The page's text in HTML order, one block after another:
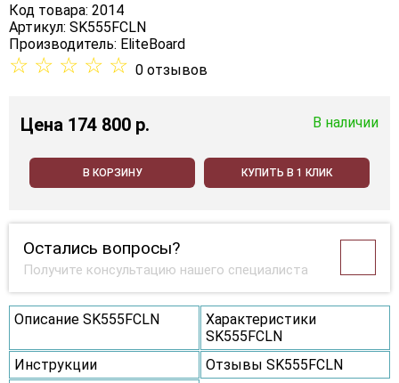
Код товара: 2014
Артикул: SK555FCLN
Производитель: EliteBoard
☆ ☆ ☆ ☆ ☆ 0 отзывов
Цена 174 800 p. В наличии
В КОРЗИНУ КУПИТЬ В 1 КЛИК
Остались вопросы?
Получите консультацию нашего специалиста
Описание SK555FCLN
Характеристики
SK555FCLN
Инструкции
Отзывы SK555FCLN